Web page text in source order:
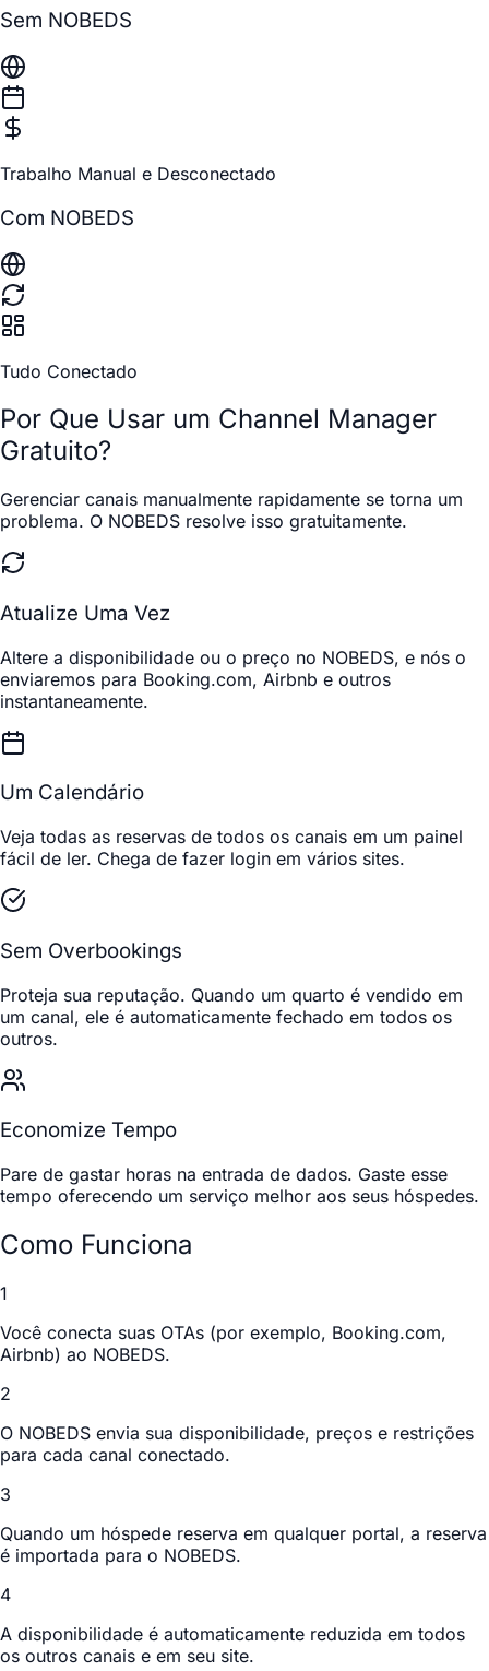
Sem NOBEDS
Trabalho Manual e Desconectado
Com NOBEDS
Tudo Conectado
Por Que Usar um Channel Manager
Gratuito?
Gerenciar canais manualmente rapidamente se torna um
problema. O NOBEDS resolve isso gratuitamente.
Atualize Uma Vez
Altere a disponibilidade ou o preço no NOBEDS, e nós o
enviaremos para Booking.com, Airbnb e outros
instantaneamente.
Um Calendário
Veja todas as reservas de todos os canais em um painel
fácil de ler. Chega de fazer login em vários sites.
Sem Overbookings
Proteja sua reputação. Quando um quarto é vendido em
um canal, ele é automaticamente fechado em todos os
outros.
Economize Tempo
Pare de gastar horas na entrada de dados. Gaste esse
tempo oferecendo um serviço melhor aos seus hóspedes.
Como Funciona
1
Você conecta suas OTAs (por exemplo, Booking.com,
Airbnb) ao NOBEDS.
2
O NOBEDS envia sua disponibilidade, preços e restrições
para cada canal conectado.
3
Quando um hóspede reserva em qualquer portal, a reserva
é importada para o NOBEDS.
4
A disponibilidade é automaticamente reduzida em todos
os outros canais e em seu site.